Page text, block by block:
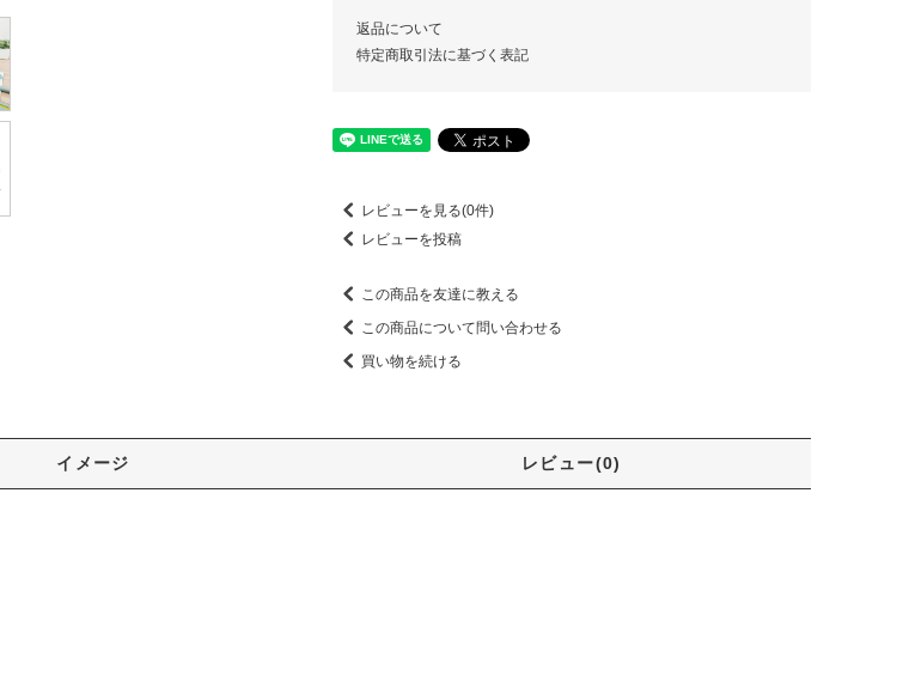
返品について
特定商取引法に基づく表記
レビューを見る(0件)
レビューを投稿
この商品を友達に教える
この商品について問い合わせる
買い物を続ける
イメージ レビュー(0)